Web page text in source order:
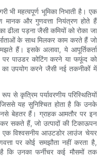
भी महत्वपूर्ण भूमिका निभाती है। एक
मानक और गुणवत्ता नियंत्रण होते हैं
ढीला पड़ना जैसी कमियों को रोका जा
के साथ मिलकर काम करते हैं जो
हैं। इसके अलावा, ये आपूर्तिकर्ता
पाउडर कोटिंग करने या फफूंद को
उपयोग करने जैसी नई तकनीकों में
से कृत्रिम पर्यावरणीय परिस्थितियों
यह सुनिश्चित होता है कि उनके
बेहतर हैं। ग्राहक आमतौर पर इन
कर सकते हैं, जो उत्पादों की टिकाऊपन
एक विश्वसनीय आउटडोर लाउंज चेयर
पर कोई समझौता नहीं करता है,
कि उनका फर्नीचर कई मौसमों तक